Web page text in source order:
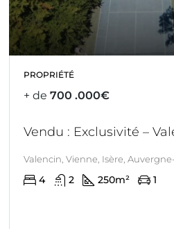
PROPRIÉTÉ
+ de700 .000€
4 2 250m² 1